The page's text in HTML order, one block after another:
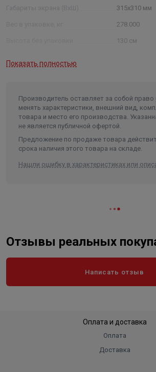
Габариты экрана (ВхШ) 315х310 мм
278.000
130 см
Показать полностью
Производитель оставляет за собой право
менять характеристики, внешний вид,
товара и место его производства.
не является публичной офертой.
Предложение по продаже товара
срока наличия этого товара на складе.
Нашли ошибку в характеристиках или
Отзывы реальных
Написать отзыв
Оплата и доставка
Оплата
Доставка